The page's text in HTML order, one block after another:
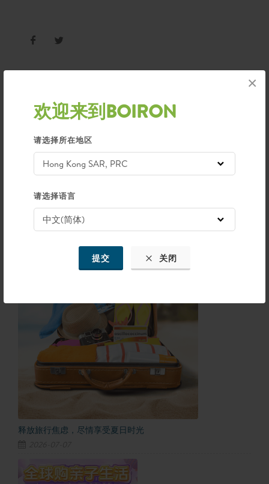
×
欢迎来到BOIRON
请选择所在地区
请选择语言
提交 关闭
文章类别
Awards
Wellness Naturally
News
Information
最新的文章
释放旅行焦虑，尽情享受夏日时光